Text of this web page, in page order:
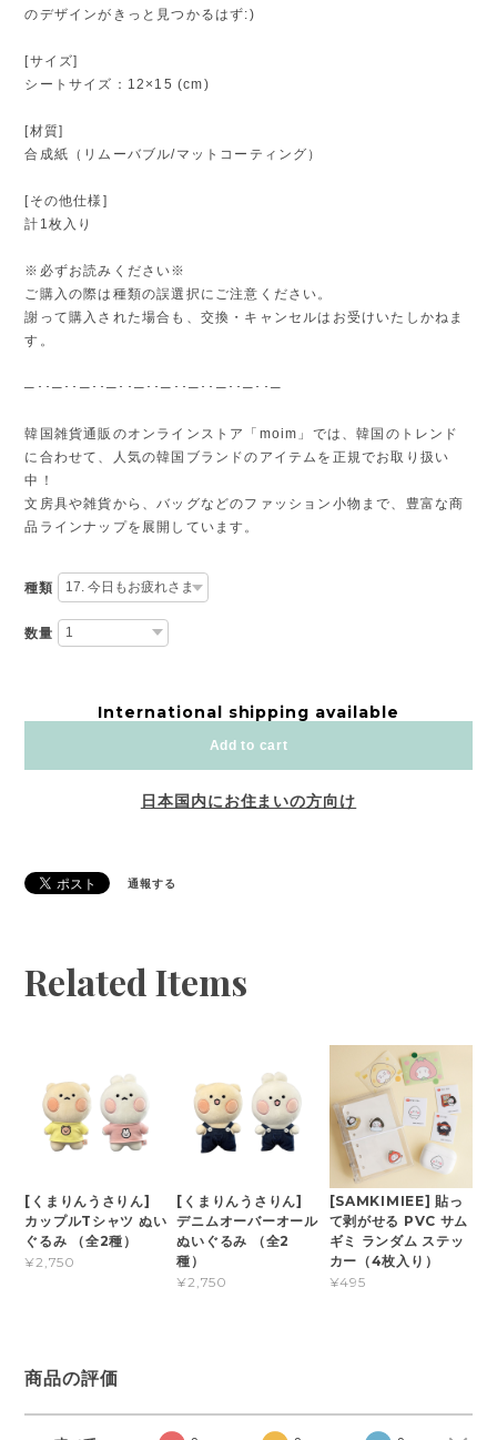
のデザインがきっと見つかるはず:)
[サイズ]
シートサイズ：12×15 (cm)
[材質]
合成紙（リムーバブル/マットコーティング）
[その他仕様]
計1枚入り
※必ずお読みください※
ご購入の際は種類の誤選択にご注意ください。
謝って購入された場合も、交換・キャンセルはお受けいたしかねま
す。
─･･─･･─･･─･･─･･─･･─･･─･･─･･─
韓国雑貨通販のオンラインストア「moim」では、韓国のトレンド
に合わせて、人気の韓国ブランドのアイテムを正規でお取り扱い
中！
文房具や雑貨から、バッグなどのファッション小物まで、豊富な商
品ラインナップを展開しています。
種類
数量
International shipping available
Add to cart
日本国内にお住まいの方向け
通報する
Related Items
[くまりんうさりん]
カップルTシャツ ぬい
ぐるみ （全2種）
¥2,750
[くまりんうさりん]
デニムオーバーオール
ぬいぐるみ （全2
種）
¥2,750
[SAMKIMIEE] 貼っ
て剥がせる PVC サム
ギミ ランダム ステッ
カー（4枚入り）
¥495
商品の評価